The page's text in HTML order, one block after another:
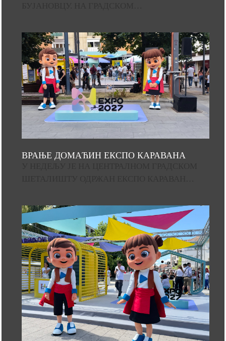
ВРАЊЕ ДОМАЋИН ЕКСПО КАРАВАНА